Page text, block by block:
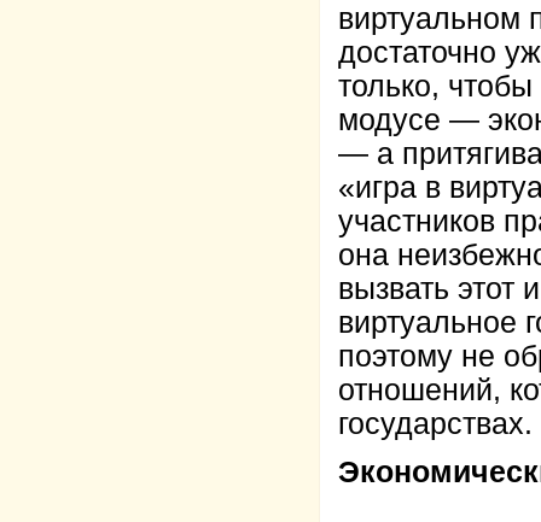
виртуальном
достаточно
только,
модусе —
— а
«игра в
участников
она
вызвать этот
виртуальное
поэтому не
отношений,
государствах.